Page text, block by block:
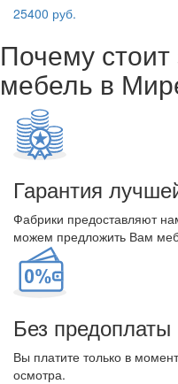
25400 руб.
Почему стоит
мебель в
Гарантия
Фабрики предоставляют
можем предложить Вам
Без предоплаты
Вы платите только в
осмотра.